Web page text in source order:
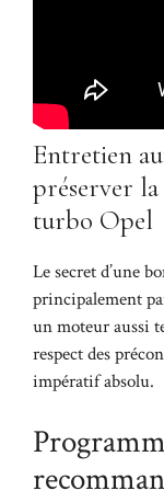
Entretien
préserver
turbo Opel
Le secret d’une
principalement
un moteur aussi
respect des
impératif absolu.